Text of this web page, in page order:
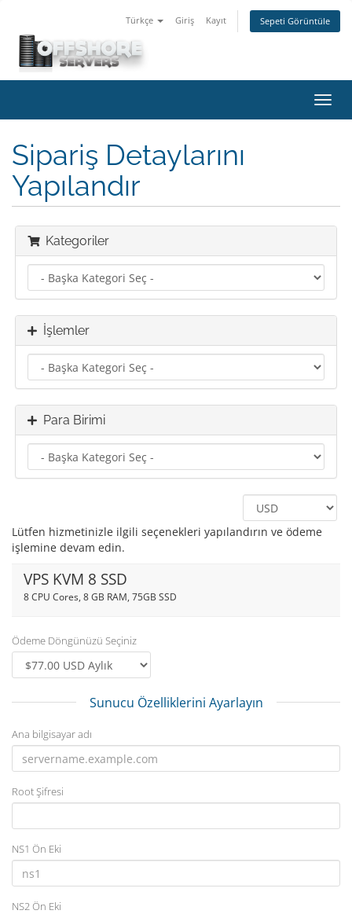
Türkçe Giriş Kayıt Sepeti Görüntüle
Sipariş Detaylarını
Yapılandır
Kategoriler
İşlemler
Para Birimi
Lütfen hizmetinizle ilgili seçenekleri yapılandırın ve ödeme
işlemine devam edin.
VPS KVM 8 SSD
8 CPU Cores, 8 GB RAM, 75GB SSD
Ödeme Döngünüzü Seçiniz
Sunucu Özelliklerini Ayarlayın
Ana bilgisayar adı
Root Şifresi
NS1 Ön Eki
NS2 Ön Eki